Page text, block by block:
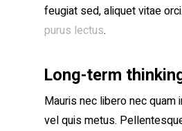
feugiat sed, aliquet vitae orci.
purus lectus.
Long-term
Mauris nec libero nec quam
vel quis metus.